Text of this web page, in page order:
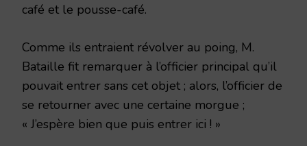
café et le pousse-café.
Comme ils entraient révolver au poing, M.
Bataille fit remarquer à l’officier principal qu’il
pouvait entrer sans cet objet ; alors, l’officier de
se retourner avec une certaine morgue ;
« J’espère bien que puis entrer ici ! »